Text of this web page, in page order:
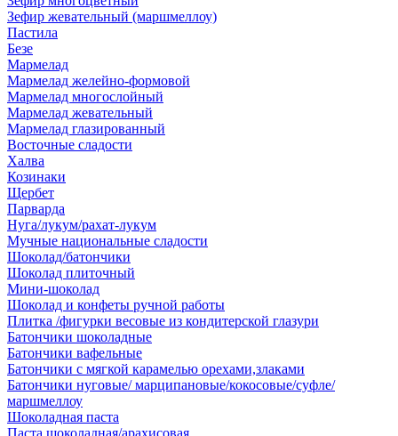
Зефир жевательный (маршмеллоу)
Пастила
Безе
Мармелад
Мармелад желейно-формовой
Мармелад многослойный
Мармелад жевательный
Мармелад глазированный
Восточные сладости
Халва
Козинаки
Щербет
Парварда
Нуга/лукум/рахат-лукум
Мучные национальные сладости
Шоколад/батончики
Шоколад плиточный
Мини-шоколад
Шоколад и конфеты ручной работы
Плитка /фигурки весовые из кондитерской глазури
Батончики шоколадные
Батончики вафельные
Батончики с мягкой карамелью орехами,злаками
Батончики нуговые/ марципановые/кокосовые/суфле/
маршмеллоу
Шоколадная паста
Паста шоколадная/арахисовая